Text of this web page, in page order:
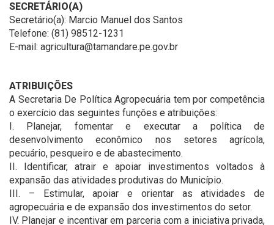
SECRETÁRIO(A)
Secretário(a): Marcio Manuel dos Santos
Telefone: (81) 98512-1231
E-mail: agricultura@tamandare.pe.gov.br
ATRIBUIÇÕES
A Secretaria De Política Agropecuária tem por competência
o exercício das seguintes funções e atribuições:
I. Planejar, fomentar e executar a política de
desenvolvimento econômico nos setores agrícola,
pecuário, pesqueiro e de abastecimento.
II. Identificar, atrair e apoiar investimentos voltados à
expansão das atividades produtivas do Município.
III. – Estimular, apoiar e orientar as atividades de
agropecuária e de expansão dos investimentos do setor.
IV. Planejar e incentivar em parceria com a iniciativa privada,